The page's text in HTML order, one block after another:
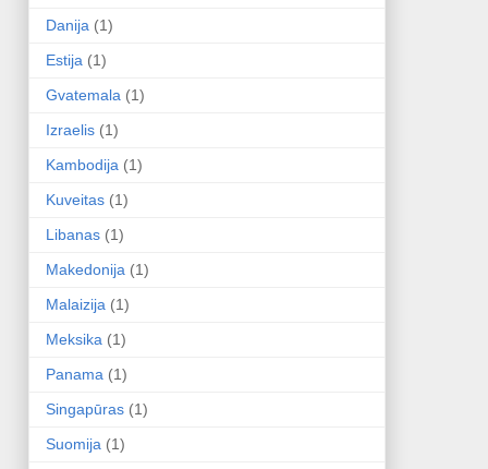
Danija (1)
Estija (1)
Gvatemala (1)
Izraelis (1)
Kambodija (1)
Kuveitas (1)
Libanas (1)
Makedonija (1)
Malaizija (1)
Meksika (1)
Panama (1)
Singapūras (1)
Suomija (1)